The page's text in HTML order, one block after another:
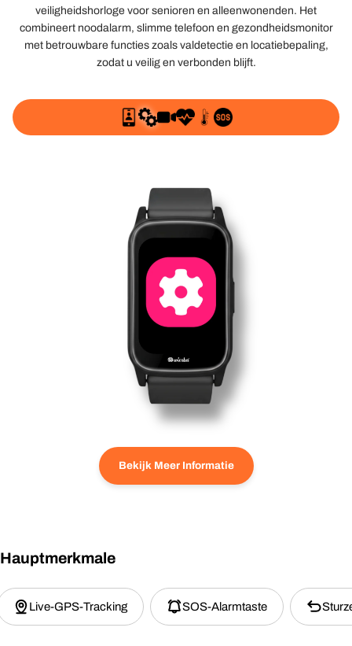
veiligheidshorloge voor senioren en alleenwonenden. Het
combineert noodalarm, slimme telefoon en gezondheidsmonitor
met betrouwbare functies zoals valdetectie en locatiebepaling,
zodat u veilig en verbonden blijft.
Bekijk Meer Informatie
Hauptmerkmale
Live-GPS-Tracking SOS-Alarmtaste